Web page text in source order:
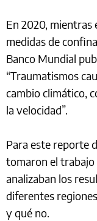
En 2020, mientras
medidas de
Banco Mundial
“Traumatismos
cambio climático,
la velocidad”.
Para este reporte
tomaron el trabajo
analizaban los
diferentes
y qué no.